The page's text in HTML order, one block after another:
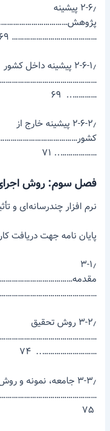
۲-۶٫ پیشینه
…………………………………… ۶۹
۲-۶-۱٫ پیشینه داخل کشور
………….. ۶۹
۲-۶-۲٫ پیشینه خارج از
……………….. ۷۱
فصل سوم: روش
نرم ­افزار چندرسانه‌ای و
پایان­ نامه جهت دریافت
۳-۱٫
۳-۲٫ روش تحقیق
……………………….. ۷۴
۳-۳٫ جامعه، نمونه و